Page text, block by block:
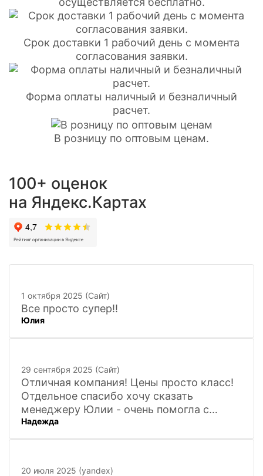
Срок доставки 1 рабочий день с момента
согласования заявки.
Форма оплаты наличный и безналичный
расчет.
В розницу по оптовым ценам.
100+ оценок
на Яндекс.Картах
1 октября 2025 (Сайт)
Все просто супер!!
Юлия
29 сентября 2025 (Сайт)
Отличная компания! Цены просто класс!
Отдельное спасибо хочу сказать
менеджеру Юлии - очень помогла с
покупкой и доставкой сувенирных
фигурок! Буду ждать новинок и покупать
Надежда
20 июля 2025 (yandex)